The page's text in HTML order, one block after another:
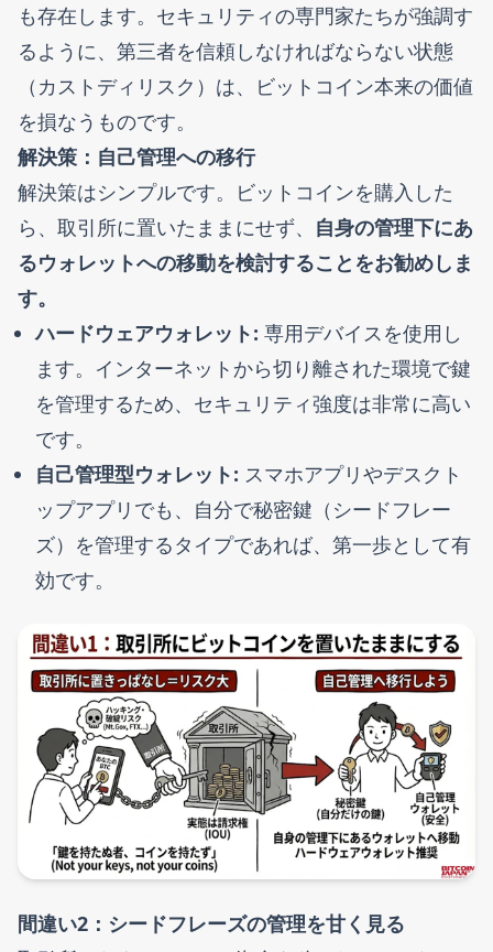
も存在します。セキュリティの専門家たちが強調す
るように、第三者を信頼しなければならない状態
（カストディリスク）は、ビットコイン本来の価値
を損なうものです。
解決策：自己管理への移行
解決策はシンプルです。ビットコインを購入した
ら、取引所に置いたままにせず、 自身の管理下にあ
るウォレットへの移動を検討することをお勧めしま
す。
ハードウェアウォレット: 専用デバイスを使用し
ます。インターネットから切り離された環境で鍵
を管理するため、セキュリティ強度は非常に高い
です。
自己管理型ウォレット: スマホアプリやデスクト
ップアプリでも、自分で秘密鍵（シードフレー
ズ）を管理するタイプであれば、第一歩として有
効です。
間違い2：シードフレーズの管理を甘く見る